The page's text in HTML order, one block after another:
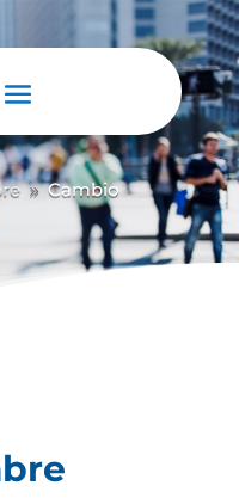
9 Cambio